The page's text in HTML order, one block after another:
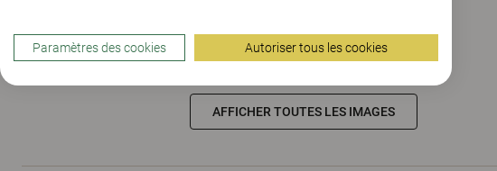
AFFICHER TOUTES LES IMAGES
Paramètres des cookies Autoriser tous les cookies